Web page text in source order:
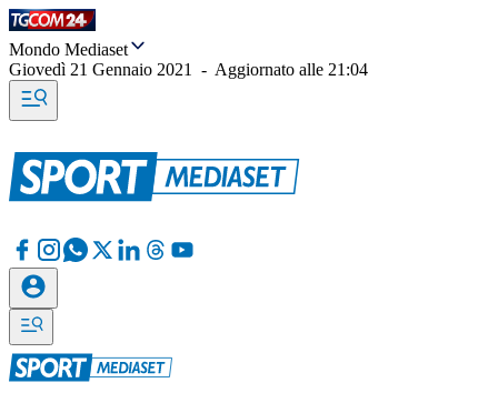
Mondo Mediaset
Giovedì 21 Gennaio 2021
- Aggiornato alle 21:04